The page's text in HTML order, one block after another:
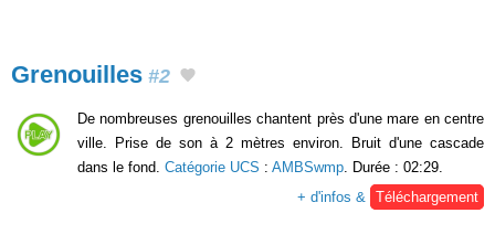
Grenouilles #2
De nombreuses grenouilles chantent près d'une mare en centre
ville. Prise de son à 2 mètres environ. Bruit d'une cascade
dans le fond. Catégorie UCS : AMBSwmp. Durée : 02:29.
+ d'infos & Téléchargement